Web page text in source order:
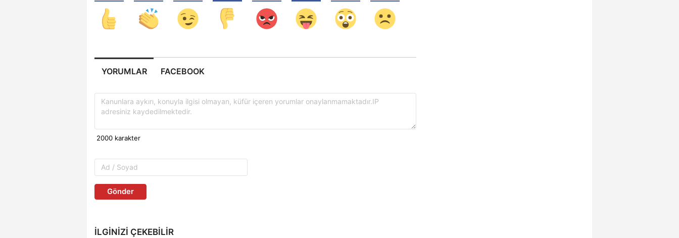
YORUMLAR FACEBOOK
Gönder
İLGINIZI ÇEKEBILIR